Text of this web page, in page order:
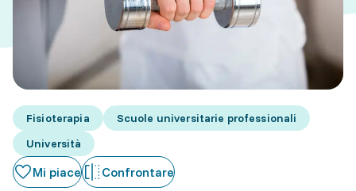
Fisioterapia
Scuole universitarie professionali
Università
Mi piace Confrontare